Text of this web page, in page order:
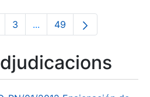
Pàgina
3 ...Pàgines intermèdies
Pàgina
49